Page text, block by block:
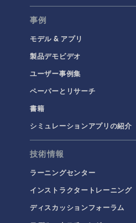
腐食＆防食
構造と音響
MEMSと圧電デバイス
材料モデル
構造ダイナミクス
音響と振動
マイクロフルイディクス
伝熱
分子流
多孔質材料流れ
事例
モデル & アプリ
製品デモビデオ
ユーザー事例集
ペーパーとリサーチ
書籍
シミュレーションアプリの紹介
技術情報
ラーニングセンター
インストラクタートレーニング
ディスカッションフォーラム